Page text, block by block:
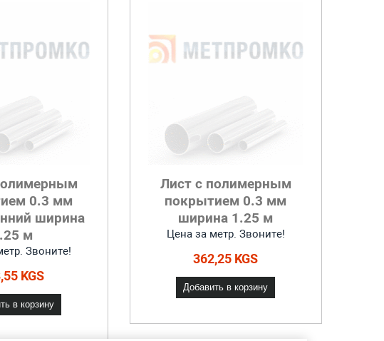
0.3 мм
ширина
м
Звоните!
KGS
в корзину
Лист с полимерным
покрытием 0.3 мм
ширина 1.25 м
Цена за метр. Звоните!
362,25 KGS
Добавить в корзину